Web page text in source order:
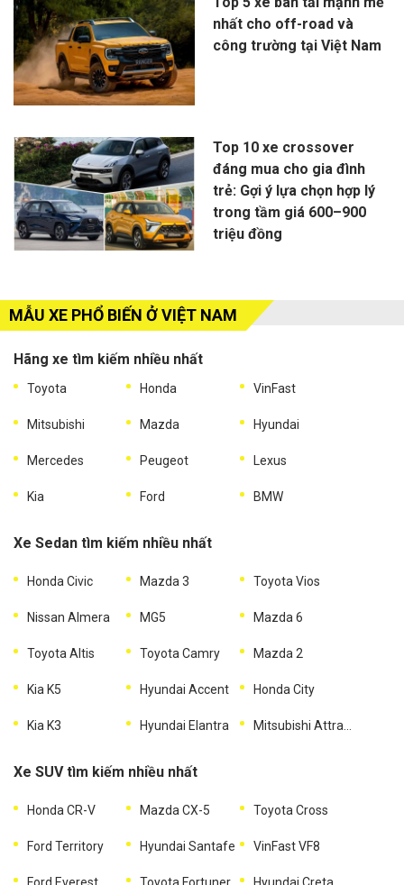
nhất cho off-road và
công trường tại Việt Nam
Top 10 xe crossover
đáng mua cho gia đình
trẻ: Gợi ý lựa chọn hợp lý
trong tầm giá 600–900
triệu đồng
MẪU XE PHỔ BIẾN Ở VIỆT NAM
Hãng xe tìm kiếm nhiều nhất
Toyota Honda VinFast
Mitsubishi Mazda Hyundai
Mercedes Peugeot Lexus
Kia Ford BMW
Xe Sedan tìm kiếm nhiều nhất
Honda Civic Mazda 3 Toyota Vios
Nissan Almera MG5 Mazda 6
Toyota Altis Toyota Camry Mazda 2
Kia K5 Hyundai Accent Honda City
Kia K3 Hyundai Elantra
Xe SUV tìm kiếm nhiều nhất
Honda CR-V Mazda CX-5 Toyota Cross
Ford Territory Hyundai Santafe VinFast VF8
Ford Everest Toyota Fortuner Hyundai Creta